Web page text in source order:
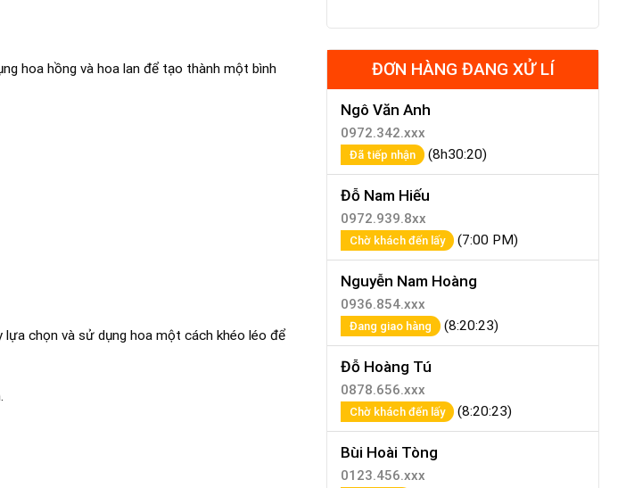
hoa hồng và hoa lan để tạo thành một bình
chọn và sử dụng hoa một cách khéo léo để
ĐƠN HÀNG ĐANG XỬ LÍ
Ngô Văn Anh
0972.342.xxx
Đã tiếp nhận (8h30:20)
Đỗ Nam Hiếu
0972.939.8xx
Chờ khách đến lấy (7:00 PM)
Nguyễn Nam Hoàng
0936.854.xxx
Đang giao hàng (8:20:23)
Đỗ Hoàng Tú
0878.656.xxx
Chờ khách đến lấy (8:20:23)
Bùi Hoài Tòng
0123.456.xxx